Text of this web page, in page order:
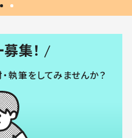
集！
執筆をしてみませんか？